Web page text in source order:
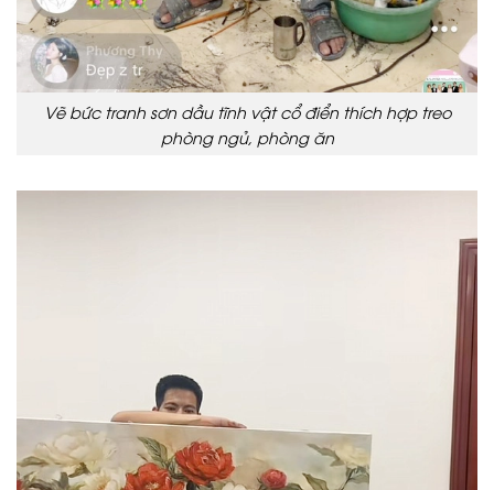
Vẽ bức tranh sơn dầu tĩnh vật cổ điển thích hợp treo
phòng ngủ, phòng ăn